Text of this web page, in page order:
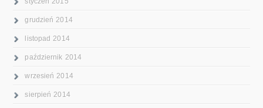
grudzień 2014
listopad 2014
październik 2014
wrzesień 2014
sierpień 2014